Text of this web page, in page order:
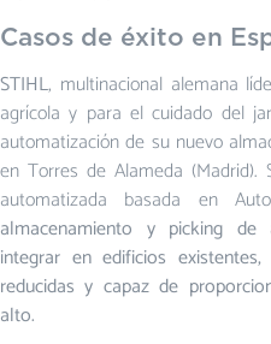
Casos de éxito en
STIHL, multinacional alemana
agrícola y para el cuidado del
automatización de su nuevo
en Torres de Alameda
automatizada basada en
almacenamiento y picking
integrar en edificios
reducidas y capaz de
alto.